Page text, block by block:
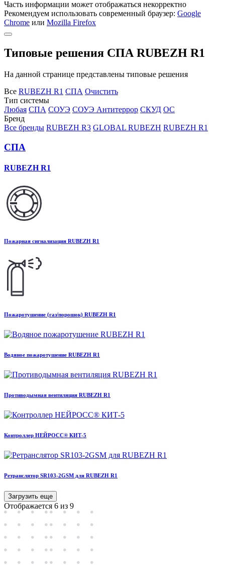
Часть информации может отображаться некорректно
Рекомендуем использовать современный браузер: Google
Chrome или Mozilla Firefox
Типовые решения СПА RUBEZH R1
На данной странице представлены типовые решения
Все RUBEZH R1 СПА Очистить
Тип системы
Любая СПА СОУЭ СОУЭ Антитеррор СКУД ОС
Бренд
Все бренды RUBEZH R3 GLOBAL RUBEZH RUBEZH R1
СПА
RUBEZH R1
Пожарная сигнализация RUBEZH R1
Пожаротушение (газ/порошок) RUBEZH R1
Водяное пожаротушение RUBEZH R1
Противодымная вентиляция RUBEZH R1
Контроллер НЕЙРОСС® КИТ-5
Ретранслятор SR103-2GSM для RUBEZH R1
Загрузить еще
Отображается 6 из 9